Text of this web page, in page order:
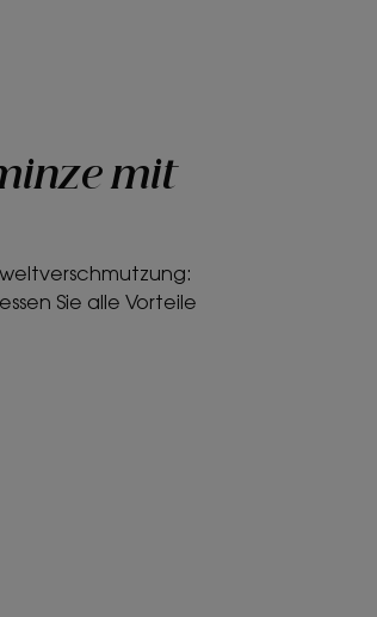
mit
Sie alle Vorteile